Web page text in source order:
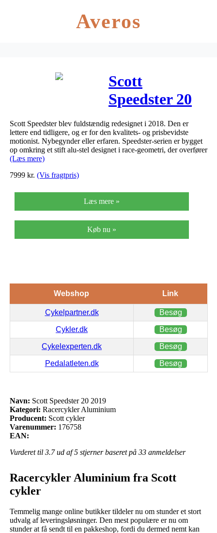
Averos
Scott
Speedster 20
2019
Scott Speedster blev fuldstændig redesignet i 2018. Den er
lettere end tidligere, og er for den kvalitets- og prisbevidste
motionist. Nybegynder eller erfaren. Speedster-serien er bygget
op omkring et stift alu-stel designet i race-geometri, der overfører
(Læs mere)
7999 kr. (Vis fragtpris)
Læs mere »
Køb nu »
Webshop Link
Cykelpartner.dk Besøg
Cykler.dk Besøg
Cykelexperten.dk Besøg
Pedalatleten.dk Besøg
Navn: Scott Speedster 20 2019
Kategori: Racercykler Aluminium
Producent: Scott cykler
Varenummer: 176758
EAN:
Vurderet til 3.7ud af 5 stjerner baseret på 33 anmeldelser
Racercykler Aluminium fra Scott
cykler
Temmelig mange online butikker tildeler nu om stunder et stort
udvalg af leveringsløsninger. Den mest populære er nu om
stunder at få sendt til en pakkeshop, fordi du dermed nemt kan